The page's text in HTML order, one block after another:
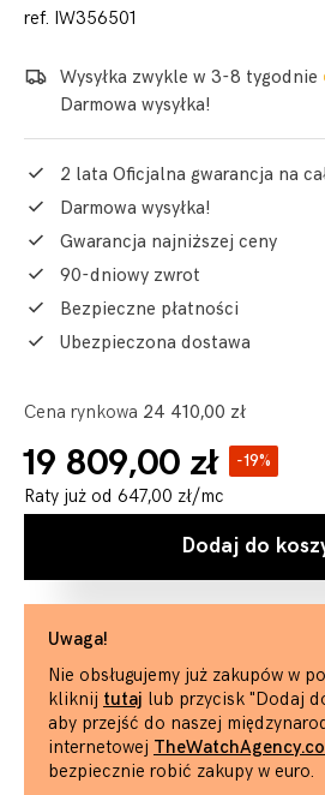
ref. IW356501
Wysyłka zwykle w 3-8 tygodnie
Darmowa wysyłka!
2 lata Oficjalna gwarancja na
Darmowa wysyłka!
Gwarancja najniższej ceny
90-dniowy zwrot
Bezpieczne płatności
Ubezpieczona dostawa
Cena rynkowa 24 410,00 zł
19 809,00 zł -19%
Raty już od 647,00 zł/mc
Dodaj do
Uwaga!
Nie obsługujemy już zakupów w
kliknij tutaj lub przycisk "Dodaj
aby przejść do naszej
internetowej
bezpiecznie robić zakupy w euro.